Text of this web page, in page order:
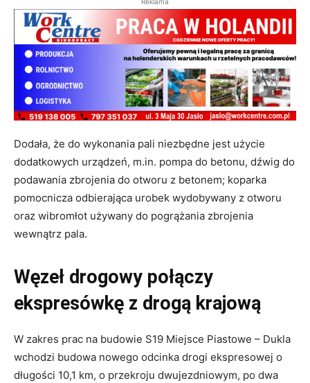
Dodała, że do wykonania pali niezbędne jest użycie
dodatkowych urządzeń, m.in. pompa do betonu, dźwig do
podawania zbrojenia do otworu z betonem; koparka
pomocnicza odbierająca urobek wydobywany z otworu
oraz wibromłot używany do pogrążania zbrojenia
wewnątrz pala.
Węzeł drogowy połączy
ekspresówkę z drogą krajową
W zakres prac na budowie S19 Miejsce Piastowe – Dukla
wchodzi budowa nowego odcinka drogi ekspresowej o
długości 10,1 km, o przekroju dwujezdniowym, po dwa